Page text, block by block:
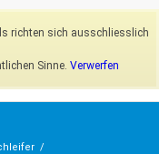
richten sich ausschliesslich
Sinne. Verwerfen
/